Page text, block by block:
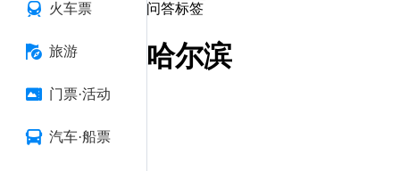
火车票
旅游
门票·活动
汽车·船票
问答标签
哈尔滨